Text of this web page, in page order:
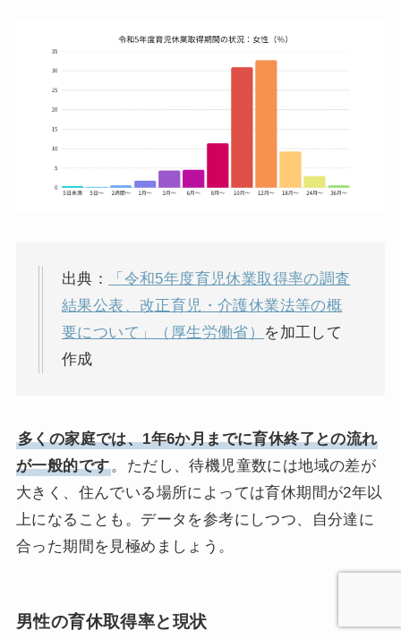
出典：
「令和5年度育児休業取得率の調査
結果公表、改正育児・介護休業法等の概
要について」（厚生労働省） を加工して
作成
多くの家庭では、1年6か月までに育休終了との流れ
が一般的です。ただし、待機児童数には地域の差が
大きく、住んでいる場所によっては育休期間が2年以
上になることも。データを参考にしつつ、自分達に
合った期間を見極めましょう。
男性の育休取得率と現状